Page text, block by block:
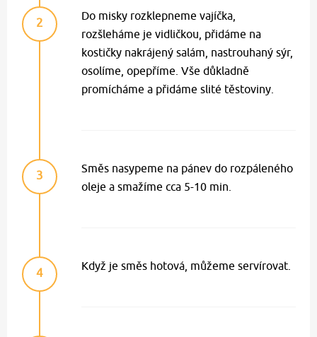
2
Do misky rozklepneme vajíčka,
rozšleháme je vidličkou, přidáme na
kostičky nakrájený salám, nastrouhaný sýr,
osolíme, opepříme. Vše důkladně
promícháme a přidáme slité těstoviny.
3
Směs nasypeme na pánev do rozpáleného
oleje a smažíme cca 5-10 min.
4 Když je směs hotová, můžeme servírovat.